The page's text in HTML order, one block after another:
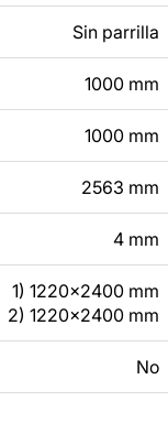
con nosotros en
Sin parrilla
1000 mm
1000 mm
2563 mm
4 mm
1) 1220x2400 mm
2) 1220x2400 mm
No